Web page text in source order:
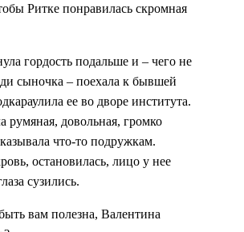
Ритке понравилась скромная
гордость подальше и – чего не
сыночка – поехала к бывшей
ее во дворе института.
румяная, довольная, громко
что-то подружкам.
остановилась, лицо у нее
сузились.
вам полезна, Валентина